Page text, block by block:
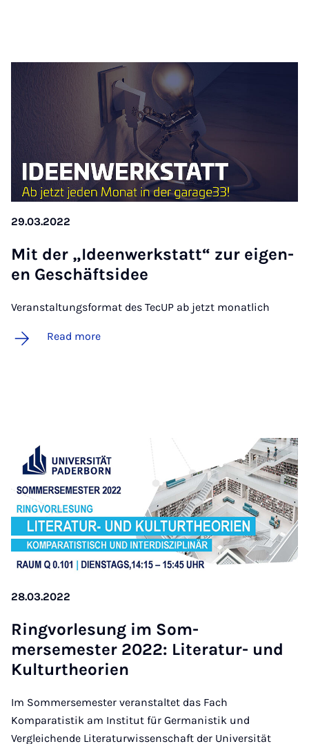
29.03.2022
Mit der „Ideen­werkstatt“ zur ei­gen­
en Geschäft­sidee
Veranstaltungsformat des TecUP ab jetzt monatlich
Read more
28.03.2022
Ring­vor­le­sung im Som­
mersemester 2022: Lit­er­at­ur- und
Kul­tur­the­ori­en
Im Sommersemester veranstaltet das Fach
Komparatistik am Institut für Germanistik und
Vergleichende Literaturwissenschaft der Universität